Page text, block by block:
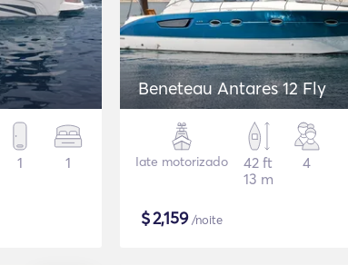
1 1
Beneteau Antares 12 Fly
Iate motorizado
42 ft
13 m
4
$2,159/noite